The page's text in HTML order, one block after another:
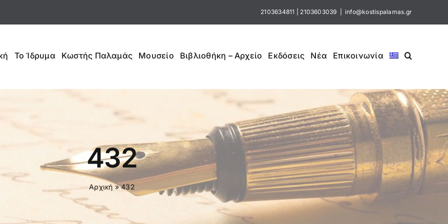
2103634811 2103603039 info@kostispalamas.gr
Το Ίδρυμα Κωστής Παλαμάς Μουσείο Βιβλιοθήκη – Αρχείο Εκδόσεις Νέα Επικοινωνία
432
Αρχική»432